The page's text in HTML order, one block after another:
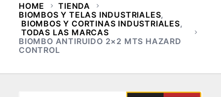
HOME
TIENDA
BIOMBOS Y TELAS INDUSTRIALES,
BIOMBOS Y CORTINAS INDUSTRIALES,
TODAS LAS MARCAS
BIOMBO ANTIRUIDO 2×2 MTS HAZARD
CONTROL